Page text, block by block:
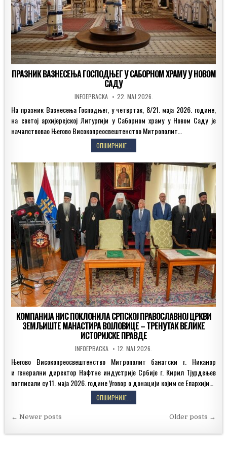
ПРАЗНИК ВАЗНЕСЕЊА ГОСПОДЊЕГ У САБОРНОМ ХРАМУ У НОВОМ
САДУ
AUTHOR:
INFOEPBACKA PUBLISHED
DATE:
22. МАЈ 2026.
На празник Вазнесења Господњег, у четвртак, 8/21. маја 2026. године,
на светој архијерејској Литургији у Саборном храму у Новом Саду је
началствовао Његово Високопреосвештенство Митрополит…
ОПШИРНИЈЕ...
ВАЗНЕСЕЊА
ГОСПОДЊЕГ
У
САБОРНОМ
ХРАМУ
У
НОВОМ
САДУ
КОМПАНИЈА НИС ПОКЛОНИЛА СРПСКОЈ ПРАВОСЛАВНОЈ ЦРКВИ
ЗЕМЉИШТЕ МАНАСТИРА ВОЈЛОВИЦЕ – ТРЕНУТАК ВЕЛИКЕ
ИСТОРИЈСКЕ ПРАВДЕ
AUTHOR:
INFOEPBACKA PUBLISHED
DATE:
12. МАЈ 2026.
Његово Високопреосвештенство Митрополит банатски г. Никанор
и генерални директор Нафтне индустрије Србије г. Кирил Тјурдењев
потписали су 11. маја 2026. године Уговор о донацији којим се Епархији…
ОПШИРНИЈЕ...
НИС
Кретање
чланака
Older posts →
← Newer posts